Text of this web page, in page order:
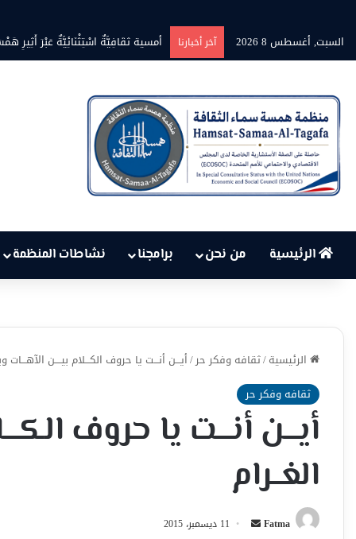
السبت, أغسطس 8 2026
آخر أخبارنا أمسية ثقَافِيَّةٌ اسْتِثْنَائِيَّةٌ عَبْرَ أَثِيرِ
الرئيسية من نحن برامجنا نشاطات المنظمة
الرئيسية/ثقافه وفكر حر/أيـــن أنـــت يا حروف الكـــلام بيــــن الآهـــات
ثقافه وفكر حر
أيـــن أنـــت يا حروف
الغــرام
Fatma
أرسل 11 ديسمبر، 2015